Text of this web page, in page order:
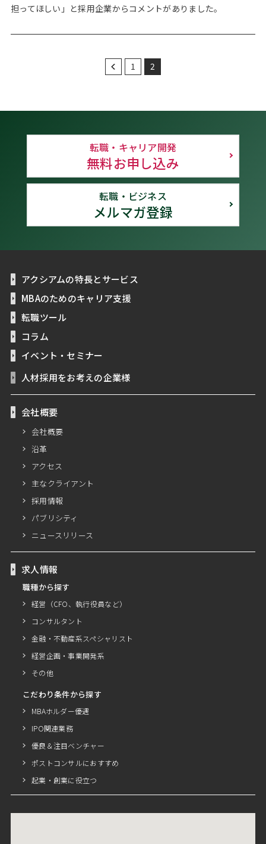
担ってほしい」と採用企業からコメントがありました。
1 2
転職・キャリア開発
無料お申し込み
転職・ビジネス
メルマガ登録
アクシアムの特長とサービス
MBAのためのキャリア支援
転職ツール
コラム
イベント・セミナー
人材採用をお考えの企業様
会社概要
会社概要
沿革
アクセス
主なクライアント
採用情報
パブリシティ
ニュースリリース
求人情報
職種から探す
経営（CFO、執行役員など）
コンサルタント
金融・不動産系スペシャリスト
経営企画・事業開発系
その他
こだわり条件から探す
MBAホルダー優遇
IPO関連業務
優良＆注目ベンチャー
ポストコンサルにおすすめ
起業・創業に役立つ